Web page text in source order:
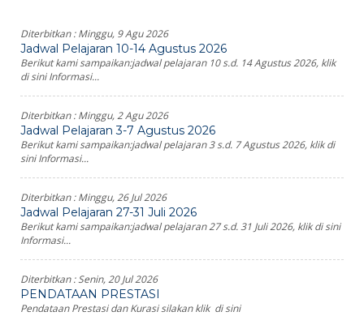
Diterbitkan :Minggu, 9 Agu 2026
Jadwal Pelajaran 10-14 Agustus 2026
Berikut kami sampaikan:jadwal pelajaran 10 s.d. 14 Agustus 2026, klik
di sini Informasi...
Diterbitkan :Minggu, 2 Agu 2026
Jadwal Pelajaran 3-7 Agustus 2026
Berikut kami sampaikan:jadwal pelajaran 3 s.d. 7 Agustus 2026, klik di
sini Informasi...
Diterbitkan :Minggu, 26 Jul 2026
Jadwal Pelajaran 27-31 Juli 2026
Berikut kami sampaikan:jadwal pelajaran 27 s.d. 31 Juli 2026, klik di sini
Informasi...
Diterbitkan :Senin, 20 Jul 2026
PENDATAAN PRESTASI
Pendataan Prestasi dan Kurasi silakan klik di sini